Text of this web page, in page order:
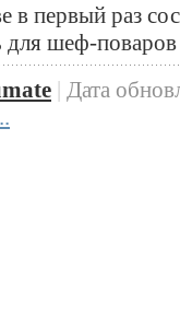
в первый раз
для шеф-
| Дата